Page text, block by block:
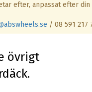
efter, anpassat efter
/ 08 591 217
övrigt